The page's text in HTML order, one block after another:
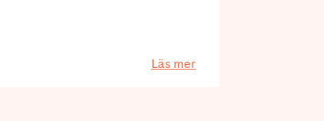
Läs mer